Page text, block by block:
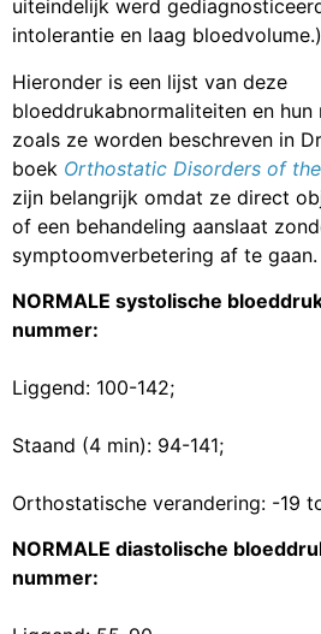
uiteindelijk werd
intolerantie en laag bloedvolume.)
Hieronder is een lijst van deze
bloeddrukabnormaliteiten en hun
zoals ze worden beschreven in
boek Orthostatic Disorders of
zijn belangrijk omdat ze direct
of een behandeling aanslaat
symptoomverbetering af te gaan.
NORMALE systolische
nummer:
Liggend: 100-142;
Staand (4 min): 94-141;
Orthostatische verandering: -19
NORMALE diastolische
nummer: